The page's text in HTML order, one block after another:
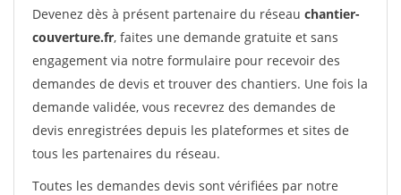
Devenez dès à présent partenaire du réseau chantier-
couverture.fr, faites une demande gratuite et sans
engagement via notre formulaire pour recevoir des
demandes de devis et trouver des chantiers. Une fois la
demande validée, vous recevrez des demandes de
devis enregistrées depuis les plateformes et sites de
tous les partenaires du réseau.
Toutes les demandes devis sont vérifiées par notre